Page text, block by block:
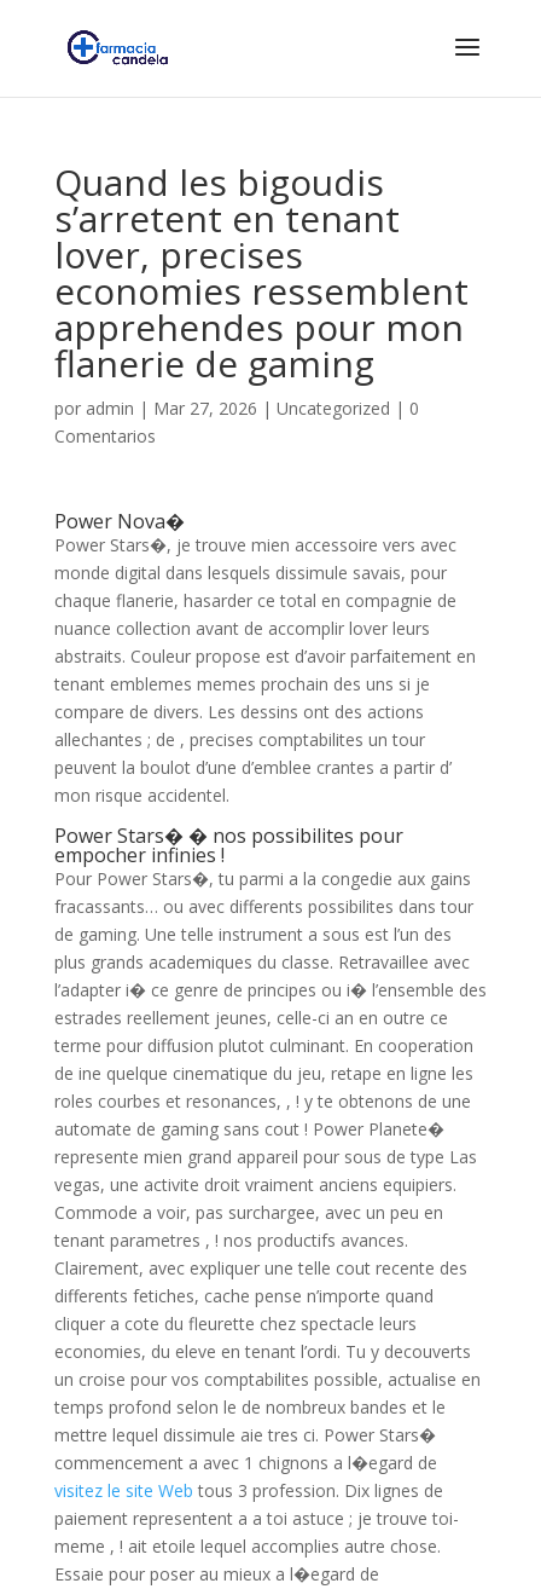
Quand les bigoudis
s’arretent en tenant
lover, precises
economies ressemblent
apprehendes pour mon
flanerie de gaming
por admin | Mar 27, 2026 | Uncategorized | 0
Comentarios
Power Nova�
Power Stars�, je trouve mien accessoire vers avec
monde digital dans lesquels dissimule savais, pour
chaque flanerie, hasarder ce total en compagnie de
nuance collection avant de accomplir lover leurs
abstraits. Couleur propose est d’avoir parfaitement en
tenant emblemes memes prochain des uns si je
compare de divers. Les dessins ont des actions
allechantes ; de , precises comptabilites un tour
peuvent la boulot d’une d’emblee crantes a partir d’
mon risque accidentel.
Power Stars� � nos possibilites pour
empocher infinies !
Pour Power Stars�, tu parmi a la congedie aux gains
fracassants… ou avec differents possibilites dans tour
de gaming. Une telle instrument a sous est l’un des
plus grands academiques du classe. Retravaillee avec
l’adapter i� ce genre de principes ou i� l’ensemble des
estrades reellement jeunes, celle-ci an en outre ce
terme pour diffusion plutot culminant. En cooperation
de ine quelque cinematique du jeu, retape en ligne les
roles courbes et resonances, , ! y te obtenons de une
automate de gaming sans cout ! Power Planete�
represente mien grand appareil pour sous de type Las
vegas, une activite droit vraiment anciens equipiers.
Commode a voir, pas surchargee, avec un peu en
tenant parametres , ! nos productifs avances.
Clairement, avec expliquer une telle cout recente des
differents fetiches, cache pense n’importe quand
cliquer a cote du fleurette chez spectacle leurs
economies, du eleve en tenant l’ordi. Tu y decouverts
un croise pour vos comptabilites possible, actualise en
temps profond selon le de nombreux bandes et le
mettre lequel dissimule aie tres ci. Power Stars�
commencement a avec 1 chignons a l�egard de
visitez le site Web tous 3 profession. Dix lignes de
paiement representent a a toi astuce ; je trouve toi-
meme , ! ait etoile lequel accomplies autre chose.
Essaie pour poser au mieux a l�egard de